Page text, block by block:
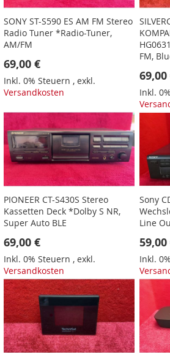
SONY ST-S590 ES AM FM Stereo
Radio Tuner *Radio-Tuner,
AM/FM
69,00 €
Inkl. 0% Steuern , exkl.
Versandkosten
FM,
69,00
Inkl.
PIONEER CT-S430S Stereo
Kassetten Deck *Dolby S NR,
Super Auto BLE
69,00 €
Inkl. 0% Steuern , exkl.
Versandkosten
Sony
Line
59,00
Inkl.